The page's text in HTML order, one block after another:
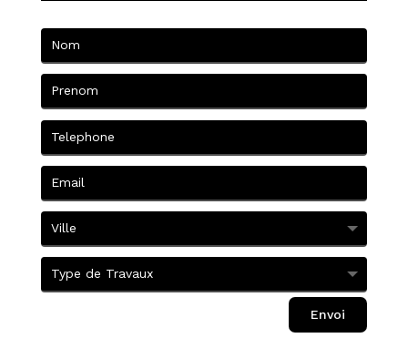
Envoi